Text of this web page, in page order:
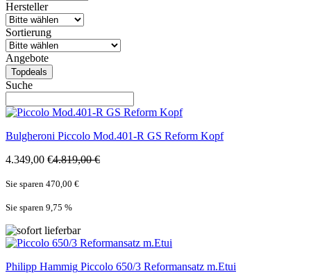
Hersteller
Sortierung
Angebote
Topdeals
Suche
Bulgheroni Piccolo Mod.401-R GS Reform Kopf
4.349,00 €4.819,00 €
Sie sparen 470,00 €
Sie sparen 9,75 %
Philipp Hammig Piccolo 650/3 Reformansatz m.Etui